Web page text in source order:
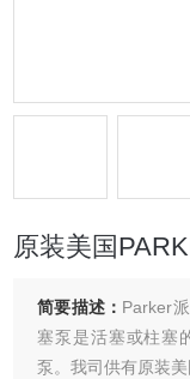
原装美国
简要描述： Parker
塞泵是活塞或柱塞
泵。我司供有原装美